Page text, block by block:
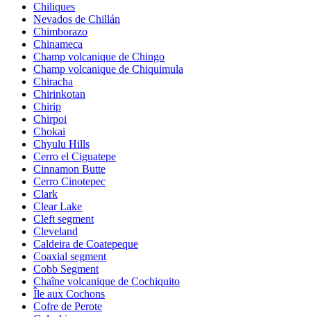
Chiliques
Nevados de Chillán
Chimborazo
Chinameca
Champ volcanique de Chingo
Champ volcanique de Chiquimula
Chiracha
Chirinkotan
Chirip
Chirpoi
Chokai
Chyulu Hills
Cerro el Ciguatepe
Cinnamon Butte
Cerro Cinotepec
Clark
Clear Lake
Cleft segment
Cleveland
Caldeira de Coatepeque
Coaxial segment
Cobb Segment
Chaîne volcanique de Cochiquito
Île aux Cochons
Cofre de Perote